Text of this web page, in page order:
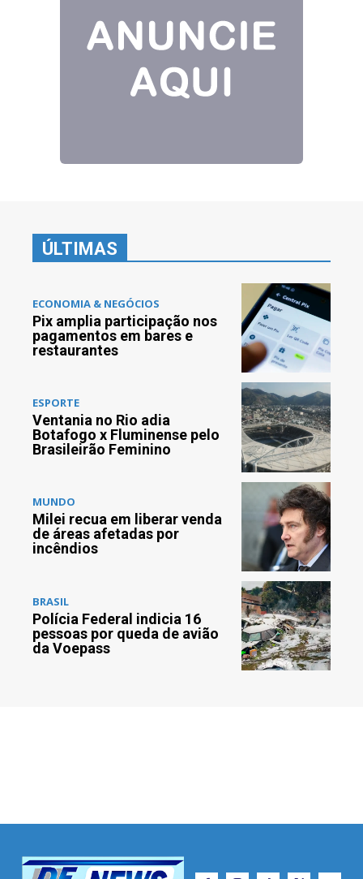
ÚLTIMAS
ECONOMIA & NEGÓCIOS
Pix amplia participação nos
pagamentos em bares e
restaurantes
ESPORTE
Ventania no Rio adia
Botafogo x Fluminense pelo
Brasileirão Feminino
MUNDO
Milei recua em liberar venda
de áreas afetadas por
incêndios
BRASIL
Polícia Federal indicia 16
pessoas por queda de avião
da Voepass